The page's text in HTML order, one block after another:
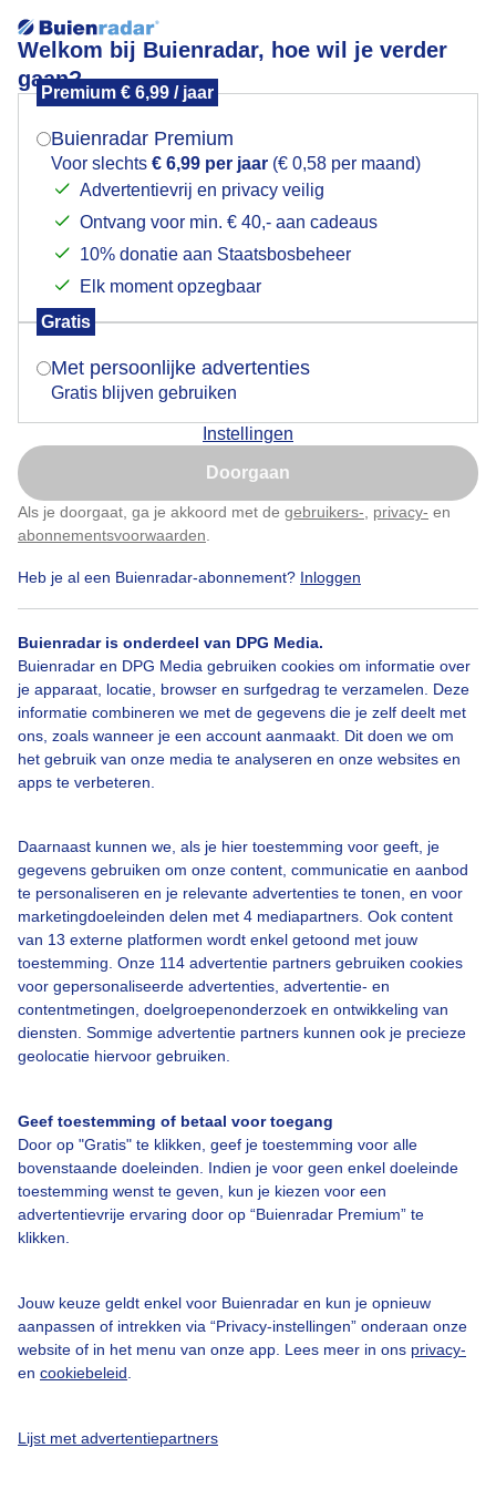
Welkom bij Buienradar, hoe wil je verder
gaan?
Premium € 6,99 / jaar
Buienradar Premium
Voor slechts € 6,99 per jaar (€ 0,58 per maand)
Advertentievrij en privacy veilig
Ontvang voor min. € 40,- aan cadeaus
10% donatie aan Staatsbosbeheer
Elk moment opzegbaar
Gratis
Met persoonlijke advertenties
Gratis blijven gebruiken
Instellingen
Doorgaan
Als je doorgaat, ga je akkoord met de gebruikers- privacy- en
abonnementsvoorwaarden
Heb je al een Buienradar-abonnement? Inloggen
Buienradar is onderdeel van DPG Media.
Buienradar en DPG Media gebruiken cookies om informatie over
je apparaat, locatie, browser en surfgedrag te verzamelen. Deze
informatie combineren we met de gegevens die je zelf deelt met
ons, zoals wanneer je een account aanmaakt. Dit doen we om
het gebruik van onze media te analyseren en onze websites en
apps te verbeteren.
Daarnaast kunnen we, als je hier toestemming voor geeft, je
gegevens gebruiken om onze content, communicatie en aanbod
te personaliseren en je relevante advertenties te tonen, en voor
marketingdoeleinden delen met 4 mediapartners. Ook content
van 13 externe platformen wordt enkel getoond met jouw
toestemming. Onze 114 advertentie partners gebruiken cookies
voor gepersonaliseerde advertenties, advertentie- en
contentmetingen, doelgroepenonderzoek en ontwikkeling van
diensten. Sommige advertentie partners kunnen ook je precieze
geolocatie hiervoor gebruiken.
Geef toestemming of betaal voor toegang
Door op "Gratis" te klikken, geef je toestemming voor alle
bovenstaande doeleinden. Indien je voor geen enkel doeleinde
toestemming wenst te geven, kun je kiezen voor een
advertentievrije ervaring door op “Buienradar Premium” te
klikken.
Jouw keuze geldt enkel voor Buienradar en kun je opnieuw
aanpassen of intrekken via “Privacy-instellingen” onderaan onze
website of in het menu van onze app. Lees meer in ons privacy-
en cookiebeleid
Lijst met advertentiepartners
Veel molshopen.
Door: Gerrit Draaisma.
Bekijk slideshow
Een moment geduld aub...
Over Buienradar
Contact
Toegankelijkheid
Gebruikersvoorwaarden
Buienradar Team
Privacy beleid
Cookie beleid
Gratis weerdata
Mogen we je locatie gebruiken voor het
Indien je hier nog geen akkoord op hebt gegeven,
verschijnt er zo een pop-up uit je browser waarin
Is goed, toon de popup
Nu niet, misschien later
Klik hierom dit aan te passen